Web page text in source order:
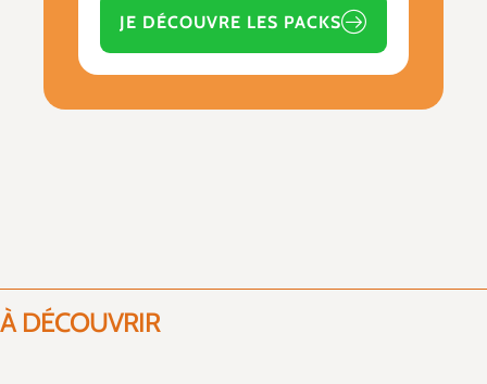
JE DÉCOUVRE LES PACKS
À DÉCOUVRIR